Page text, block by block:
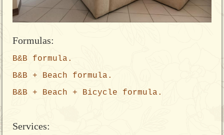
Formulas:
B&B formula.
B&B + Beach formula.
B&B + Beach + Bicycle formula.
Services: